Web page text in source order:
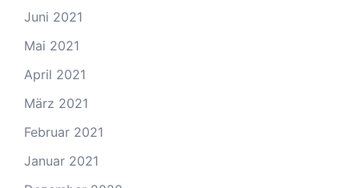
Juni 2021
Mai 2021
April 2021
März 2021
Februar 2021
Januar 2021